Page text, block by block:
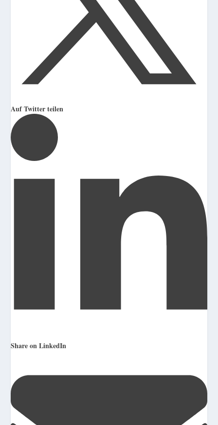
Auf Twitter teilen
Share on LinkedIn